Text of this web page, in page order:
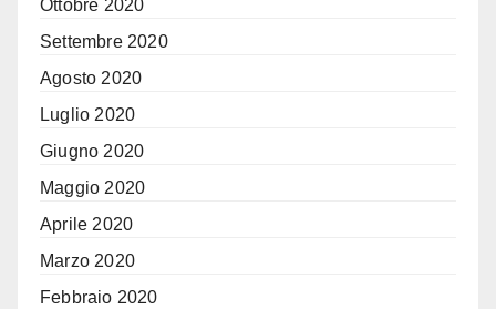
Ottobre 2020
Settembre 2020
Agosto 2020
Luglio 2020
Giugno 2020
Maggio 2020
Aprile 2020
Marzo 2020
Febbraio 2020